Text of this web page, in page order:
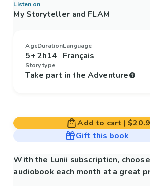
Listen on
My Storyteller and FLAM
Age
5+
Duration
2h14
Language
Français
Story type
Take part in the Adventure
Add to cart |
Gift this book
With the Lunii subscription,
audiobook each month at a great